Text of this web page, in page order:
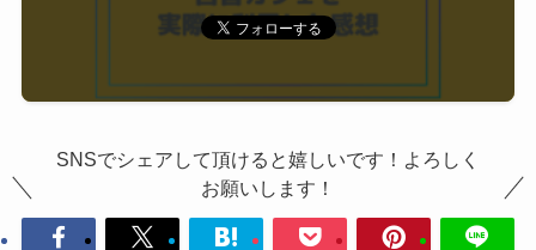
SNSでシェアして頂けると嬉しいです！よろしく
お願いします！